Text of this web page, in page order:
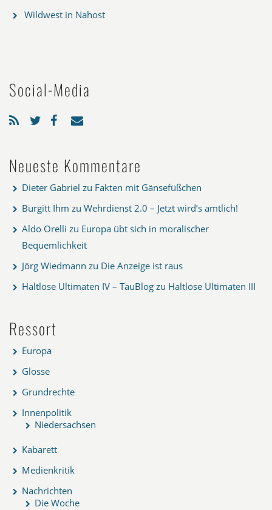
Wildwest in Nahost
Social-Media
Neueste Kommentare
Dieter Gabriel zu Fakten mit Gänsefüßchen
Burgitt Ihm zu Wehrdienst 2.0 – Jetzt wird’s amtlich!
Aldo Orelli zu Europa übt sich in moralischer
Bequemlichkeit
Jörg Wiedmann zu Die Anzeige ist raus
Haltlose Ultimaten IV – TauBlog zu Haltlose Ultimaten III
Ressort
Europa
Glosse
Grundrechte
Innenpolitik
Niedersachsen
Kabarett
Medienkritik
Nachrichten
Die Woche